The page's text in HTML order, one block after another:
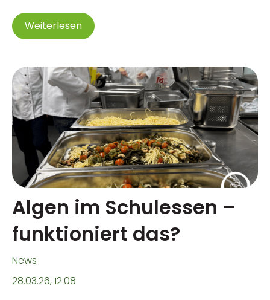
Weiterlesen
Algen im Schulessen –
funktioniert das?
News
28.03.26, 12:08